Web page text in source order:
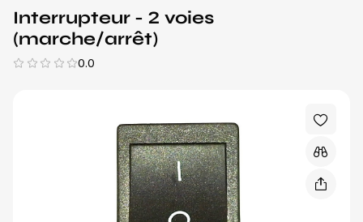
Interrupteur - 2 voies
(marche/arrêt)
0.0